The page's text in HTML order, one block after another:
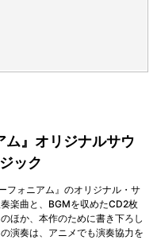
』オリジナルサウ
ック
フォニアム』のオリジナル・サ
楽曲と、BGMを収めたCD2枚
ほか、本作のために書き下ろし
演奏は、アニメでも演奏協力を